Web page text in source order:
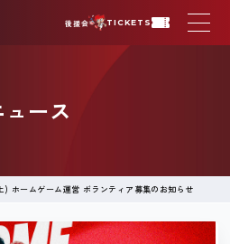
後援会 TICKETS
ュース
ホームゲーム運営 ボランティア募集のお知らせ